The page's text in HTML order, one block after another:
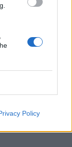
Policy